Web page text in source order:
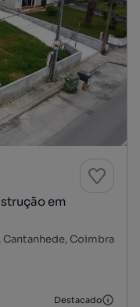
em
Cantanhede, Coimbra
Destacado